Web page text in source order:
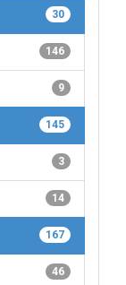
30
146
9
145
3
14
167
46